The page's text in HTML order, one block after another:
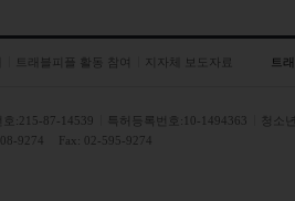
꽃박람회로 온통 알록달록한 고양시에 맞
명품여행은 멀지않다!
트래블피플 활동 참여 지자체 보도자료 트
:215-87-14539 특허등록번호:10-1494363 청소
9274 Fax: 02-595-9274